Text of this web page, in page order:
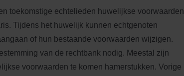
toekomstige echtelieden huwelijkse voorwaarden
Tijdens het huwelijk kunnen echtgenoten
of hun bestaande voorwaarden wijzigen.
van de rechtbank nodig. Meestal zijn
voorwaarden te komen hamerstukken. Vorige